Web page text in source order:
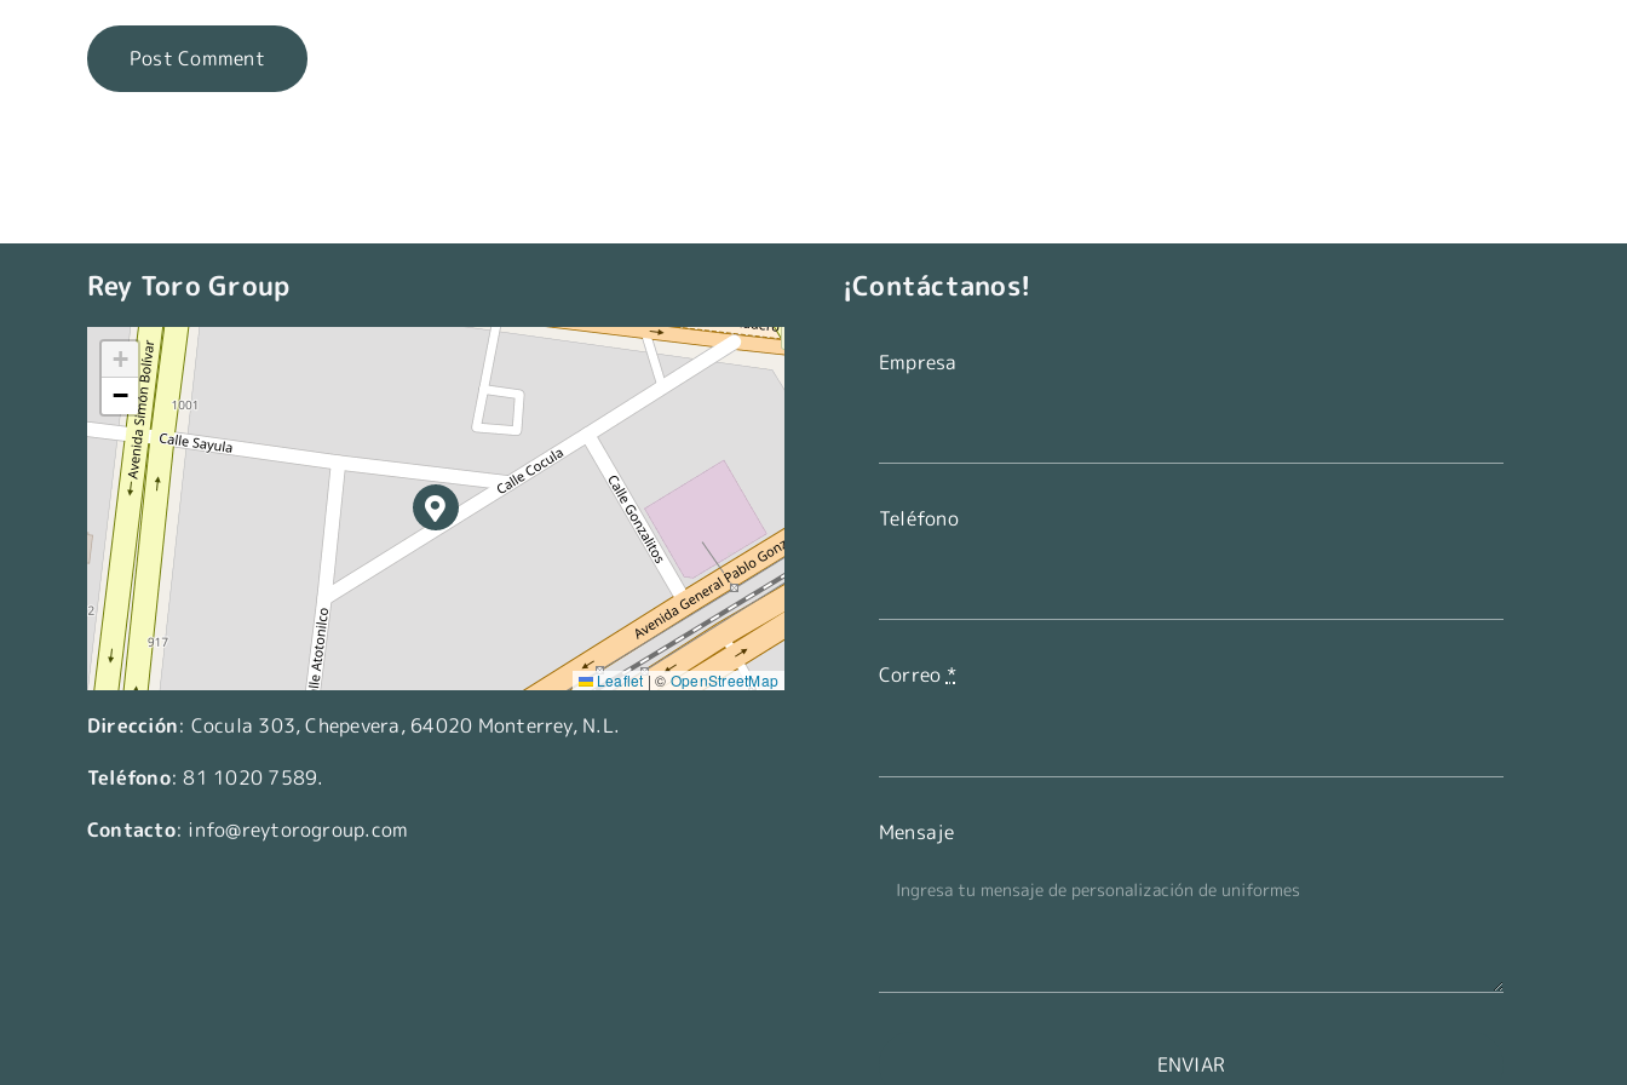
Rey Toro Group
+
−
Leaflet| ©OpenStreetMap
Dirección: Cocula 303, Chepevera, 64020 Monterrey, N.L.
Teléfono: 81 1020 7589.
Contacto: info@reytorogroup.com
¡Contáctanos!
Empresa
Teléfono
Correo*
Mensaje
ENVIAR